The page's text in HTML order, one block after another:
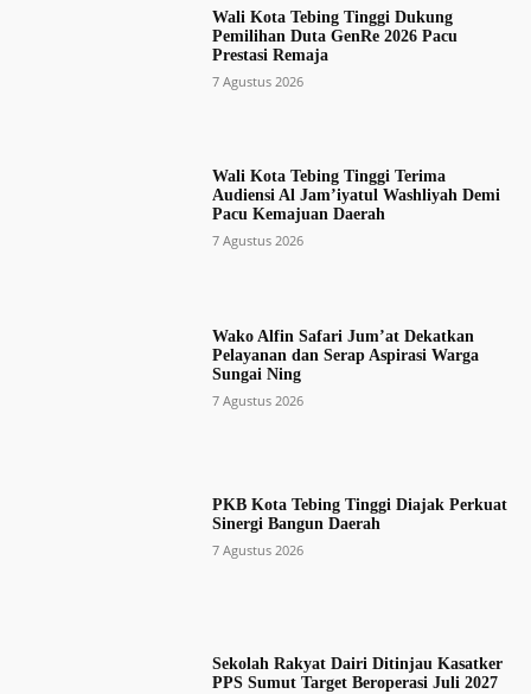
Wali Kota Tebing Tinggi Dukung
Pemilihan Duta GenRe 2026 Pacu
Prestasi Remaja
7 Agustus 2026
Wali Kota Tebing Tinggi Terima
Audiensi Al Jam’iyatul Washliyah Demi
Pacu Kemajuan Daerah
7 Agustus 2026
Wako Alfin Safari Jum’at Dekatkan
Pelayanan dan Serap Aspirasi Warga
Sungai Ning
7 Agustus 2026
PKB Kota Tebing Tinggi Diajak Perkuat
Sinergi Bangun Daerah
7 Agustus 2026
Sekolah Rakyat Dairi Ditinjau Kasatker
PPS Sumut Target Beroperasi Juli 2027